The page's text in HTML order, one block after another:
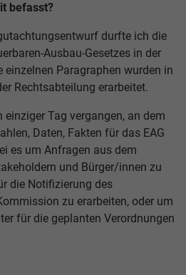
befasst?
durfte ich die
Ausbau-Gesetzes in der
einzelnen Paragraphen wurden in
Rechtsabteilung erarbeitet.
einziger Tag vergangen, an dem
Daten, Fakten für das EAG
es um Anfragen aus dem
und Bürger/innen zu
die Notifizierung des
zu erarbeiten, oder um
für die geplanten Verordnungen